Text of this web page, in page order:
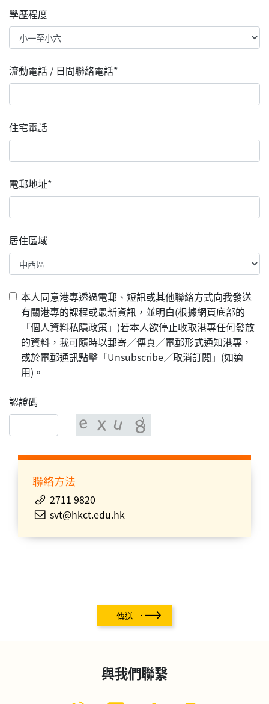
學歷程度
流動電話 / 日間聯絡電話*
住宅電話
電郵地址*
居住區域
本人同意港專透過電郵、短訊或其他聯絡方式向我發送
有關港專的課程或最新資訊，並明白(根據網頁底部的
「個人資料私隱政策」)若本人欲停止收取港專任何發放
的資料，我可隨時以郵寄／傳真／電郵形式通知港專，
或於電郵通訊點擊「Unsubscribe／取消訂閱」(如適
用)。
認證碼
聯絡方法
2711 9820
svt@hkct.edu.hk
傳送
與我們聯繫